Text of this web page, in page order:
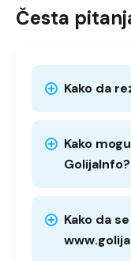
Česta
Kako da
Kako
GolijaInfo?
Kako da